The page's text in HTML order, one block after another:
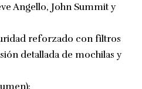
Angello, John Summit y
reforzado con filtros
detallada de mochilas y